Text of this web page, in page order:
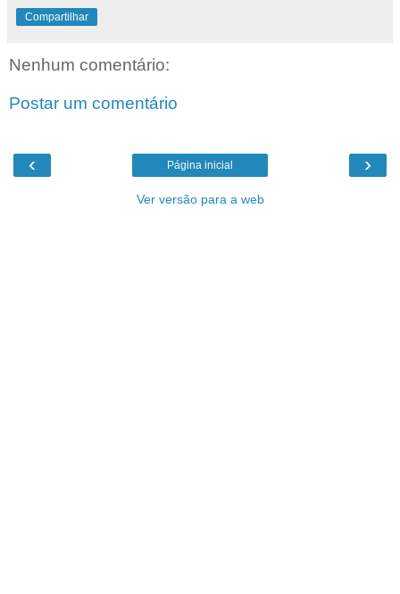
Compartilhar
Nenhum comentário:
Postar um comentário
‹ ›
Página inicial
Ver versão para a web